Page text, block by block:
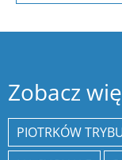
Zobacz
PIOTRKÓW